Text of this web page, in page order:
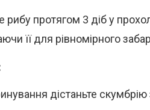
рибу протягом 3 діб у
її для рівномірного
дістаньте скумбрію